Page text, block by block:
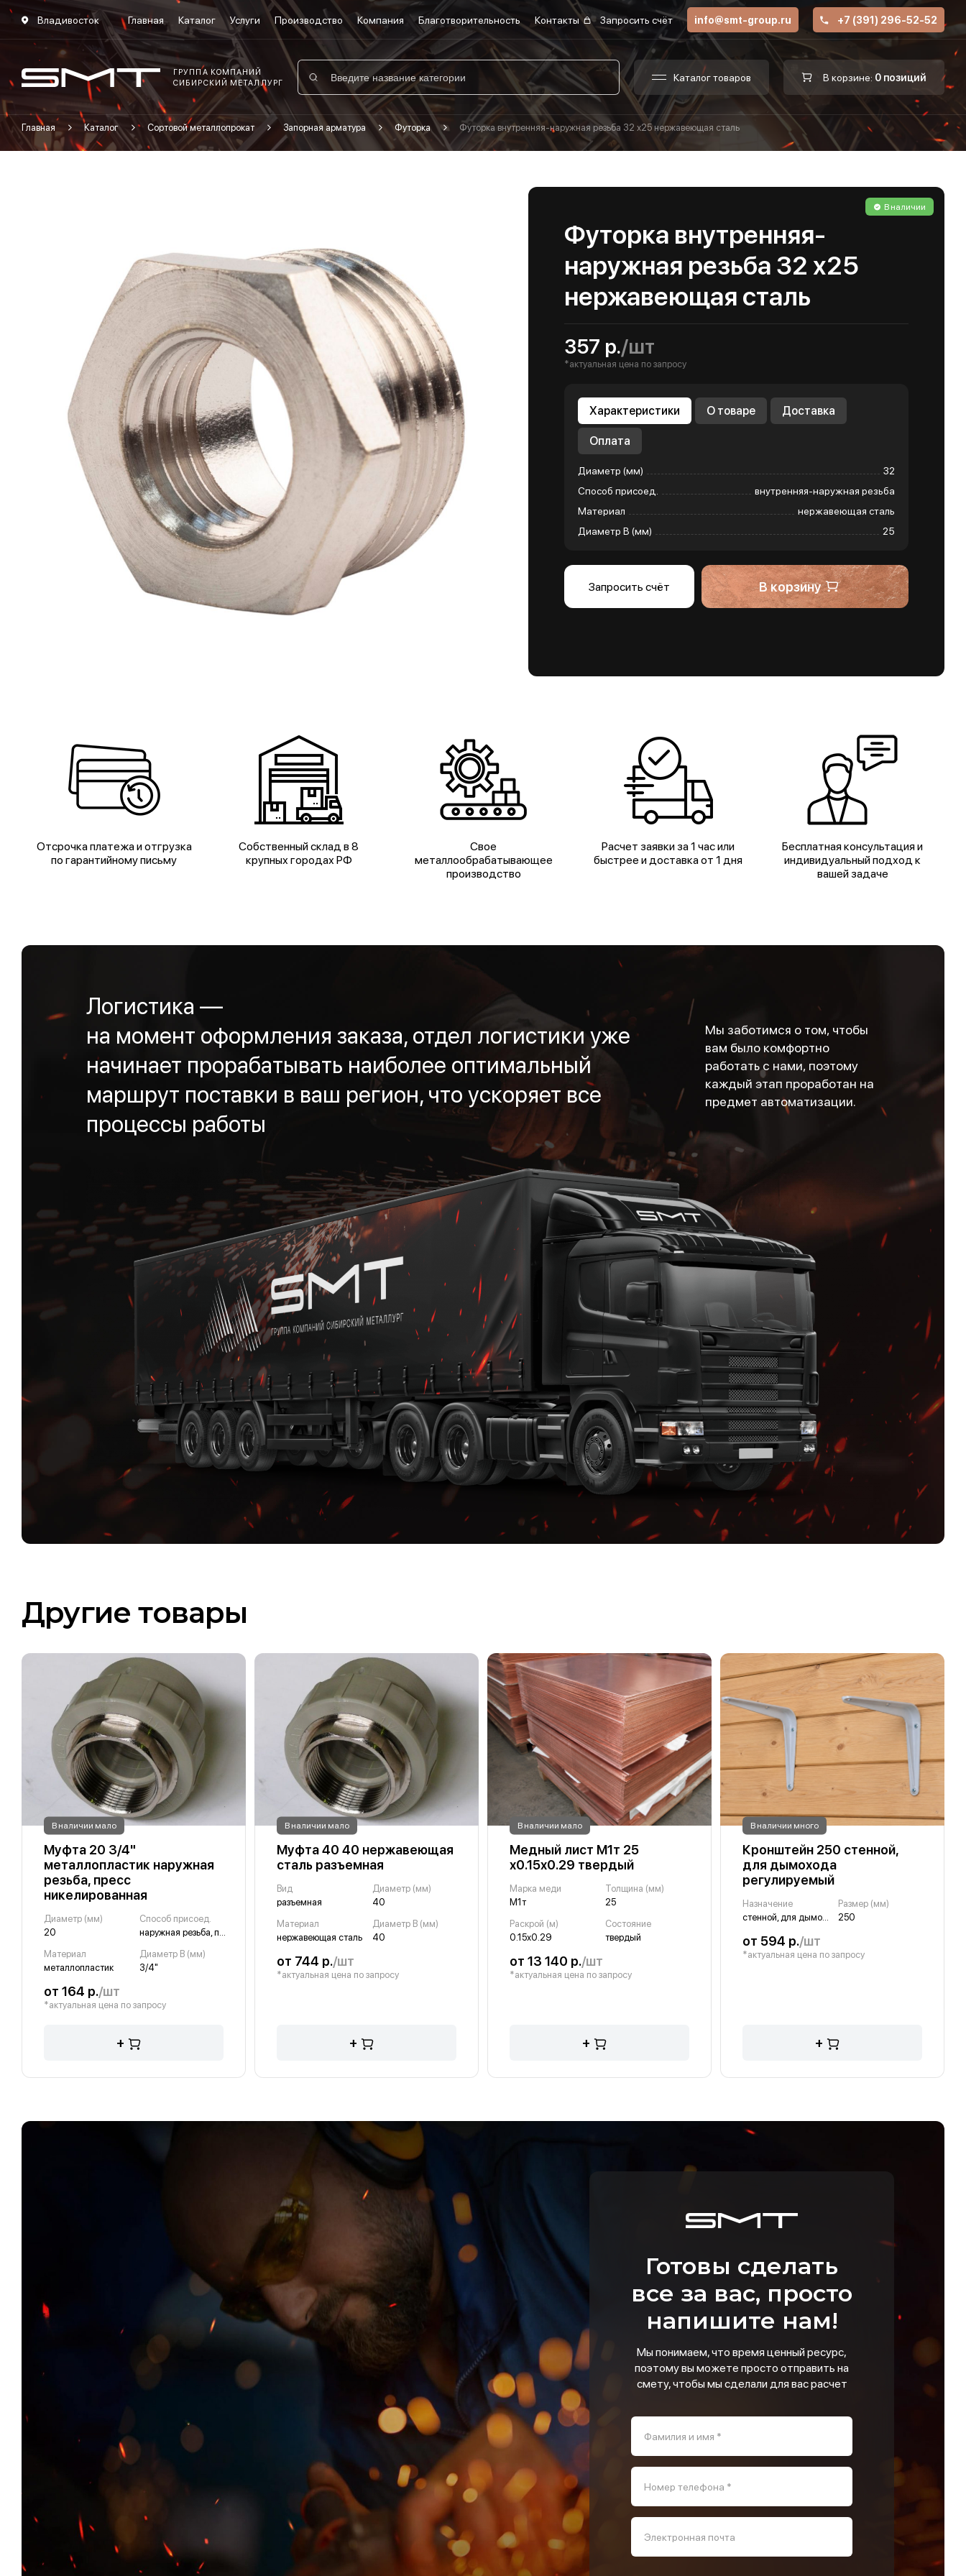
Владивосток Главная Каталог Услуги Производство Компания Благотворительность Контакты Запросить счёт info@smt-group.ru +7 (391) 296-52-52
ГРУППА КОМПАНИЙ
СИБИРСКИЙ МЕТАЛЛУРГ
Каталог товаров В корзине: 0 позиций
Главная Каталог Сортовой металлопрокат Запорная арматура Футорка Футорка внутренняя-наружная резьба 32 х25 нержавеющая сталь
В наличии
Футорка внутренняя-
наружная резьба 32 х25
нержавеющая сталь
357 р./шт
*актуальная цена по запросу
Характеристики О товаре Доставка
Оплата
Диаметр (мм)
32
Способ присоед.
внутренняя-наружная резьба
Материал
нержавеющая сталь
Диаметр B (мм)
25
Запросить счёт В корзину
Отсрочка платежа и отгрузка
по гарантийному письму
Собственный склад в 8
крупных городах РФ
Свое
металлообрабатывающее
производство
Расчет заявки за 1 час или
быстрее и доставка от 1 дня
Бесплатная консультация и
индивидуальный подход к
вашей задаче
Логистика —
на момент оформления заказа, отдел логистики уже
начинает прорабатывать наиболее оптимальный
маршрут поставки в ваш регион, что ускоряет все
процессы работы
Мы заботимся о том, чтобы
вам было комфортно
работать с нами, поэтому
каждый этап проработан на
предмет автоматизации.
Другие товары
В наличии мало
Муфта 20 3/4"
металлопластик наружная
резьба, пресс
никелированная
Диаметр (мм)
20
Способ присоед.
Материал
металлопластик
Диаметр B (мм)
3/4"
от 164 р./шт
*актуальная цена по запросу
+
В наличии мало
Муфта 40 40 нержавеющая
сталь разъемная
Вид
разъемная
Диаметр (мм)
40
Материал
нержавеющая сталь
Диаметр B (мм)
40
от 744 р./шт
*актуальная цена по запросу
+
В наличии мало
Медный лист М1т 25
х0.15х0.29 твердый
Марка меди
М1т
Толщина (мм)
25
Раскрой (м)
0.15х0.29
Состояние
твердый
от 13 140 р./шт
*актуальная цена по запросу
+
В наличии много
Кронштейн 250 стенной,
для дымохода
регулируемый
Назначение
Размер (мм)
250
от 594 р./шт
*актуальная цена по запросу
+
Готовы сделать
все за вас, просто
напишите нам!
Мы понимаем, что время ценный ресурс,
поэтому вы можете просто отправить на
смету, чтобы мы сделали для вас расчет
Фамилия и имя *
Номер телефона *
Электронная почта